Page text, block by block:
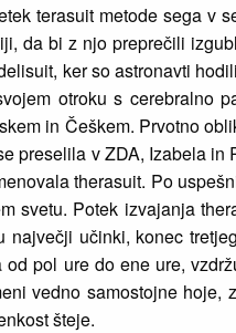
terasuit metode sega v
da bi z njo preprečili
ker so astronavti
otroku s cerebralno
in Češkem. Prvotno
preselila v ZDA, Izabela in
therasuit. Po
svetu. Potek izvajanja
največji učinki, konec
od pol ure do ene ure,
vedno samostojne hoje,
šteje.